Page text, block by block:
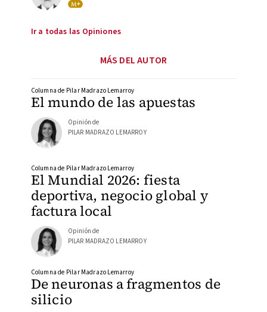
Ir a todas las Opiniones
MÁS DEL AUTOR
El mundo de las apuestas
Columna de Pilar Madrazo Lemarroy
Opinión de
PILAR MADRAZO LEMARROY
El Mundial 2026: fiesta
deportiva, negocio global y
factura local
Columna de Pilar Madrazo Lemarroy
Opinión de
PILAR MADRAZO LEMARROY
De neuronas a fragmentos de
silicio
Columna de Pilar Madrazo Lemarroy